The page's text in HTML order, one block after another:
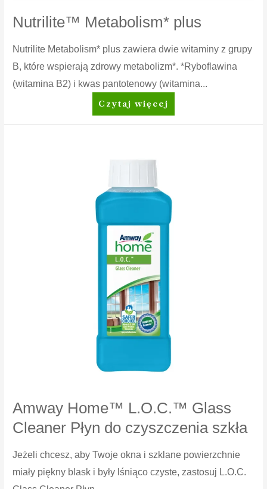
Nutrilite™ Metabolism* plus
Nutrilite Metabolism* plus zawiera dwie witaminy z grupy
B, które wspierają zdrowy metabolizm*. *Ryboflawina
(witamina B2) i kwas pantotenowy (witamina...
Nutrilite™
Metabolism*
Czytaj więcej
Amway Home™ L.O.C.™ Glass
Cleaner Płyn do czyszczenia szkła
Jeżeli chcesz, aby Twoje okna i szklane powierzchnie
miały piękny blask i były lśniąco czyste, zastosuj L.O.C.